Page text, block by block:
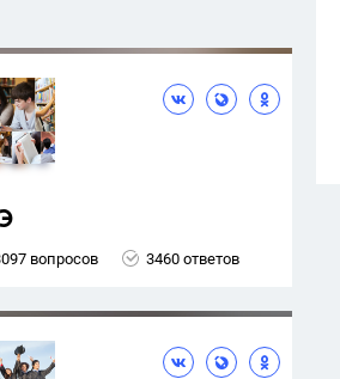
вопросов 3460 ответов